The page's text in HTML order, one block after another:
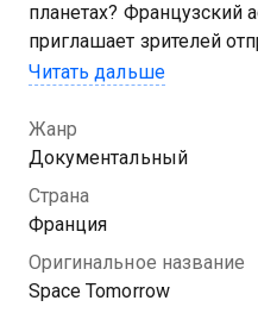
планетах? Французский
приглашает зрителей
путешествие и вместе с
Читать дальше
Жанр
Документальный
Страна
Франция
Оригинальное название
Space Tomorrow